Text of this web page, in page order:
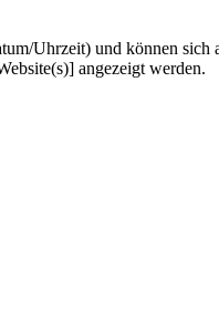
Uhrzeit) und können
angezeigt werden.